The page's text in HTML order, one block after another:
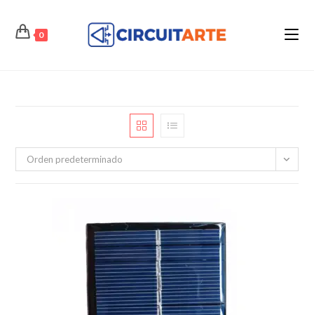
contenido
0
Orden predeterminado